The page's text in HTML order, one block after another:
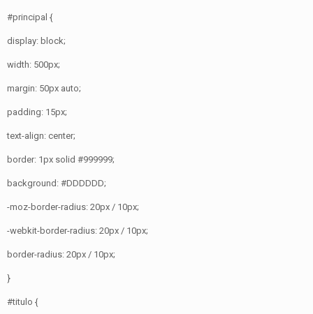
#principal {
display: block;
width: 500px;
margin: 50px auto;
padding: 15px;
text-align: center;
border: 1px solid #999999;
background: #DDDDDD;
-moz-border-radius: 20px / 10px;
-webkit-border-radius: 20px / 10px;
border-radius: 20px / 10px;
}
#titulo {